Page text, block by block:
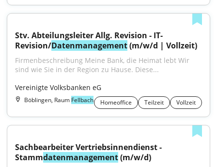
Stv. Abteilungsleiter Allg. Revision - IT-
Revision/Datenmanagement (m/w/d | Vollzeit)
Firmenbeschreibung Meine Bank, die Heimat lebt Wir
sind wie Sie in der Region zu Hause. Diese...
Vereinigte Volksbanken eG
Böblingen, Raum Fellbach Homeoffice Teilzeit Vollzeit
Sachbearbeiter Vertriebsinnendienst -
Stammdatenmanagement (m/w/d)